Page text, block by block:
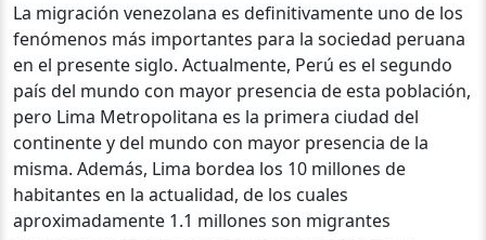
La migración venezolana es definitivamente uno de los
fenómenos más importantes para la sociedad peruana
en el presente siglo. Actualmente, Perú es el segundo
país del mundo con mayor presencia de esta población,
pero Lima Metropolitana es la primera ciudad del
continente y del mundo con mayor presencia de la
misma. Además, Lima bordea los 10 millones de
habitantes en la actualidad, de los cuales
aproximadamente 1.1 millones son migrantes